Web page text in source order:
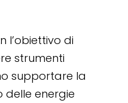
l’obiettivo di
strumenti
supportare la
energie